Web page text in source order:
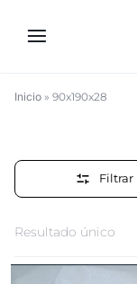
Inicio » 90x190x28
Filtrar
Resultado único